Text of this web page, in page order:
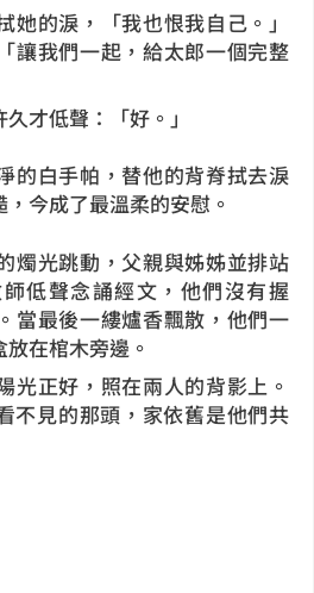
她的淚，「我也恨我自己。」
讓我們一起，給太郎一個完整
才低聲：「好。」
的白手帕，替他的背脊拭去淚
今成了最溫柔的安慰。
燭光跳動，父親與姊姊並排站
低聲念誦經文，他們沒有握
當最後一縷爐香飄散，他們一
在棺木旁邊。
光正好，照在兩人的背影上。
見的那頭，家依舊是他們共